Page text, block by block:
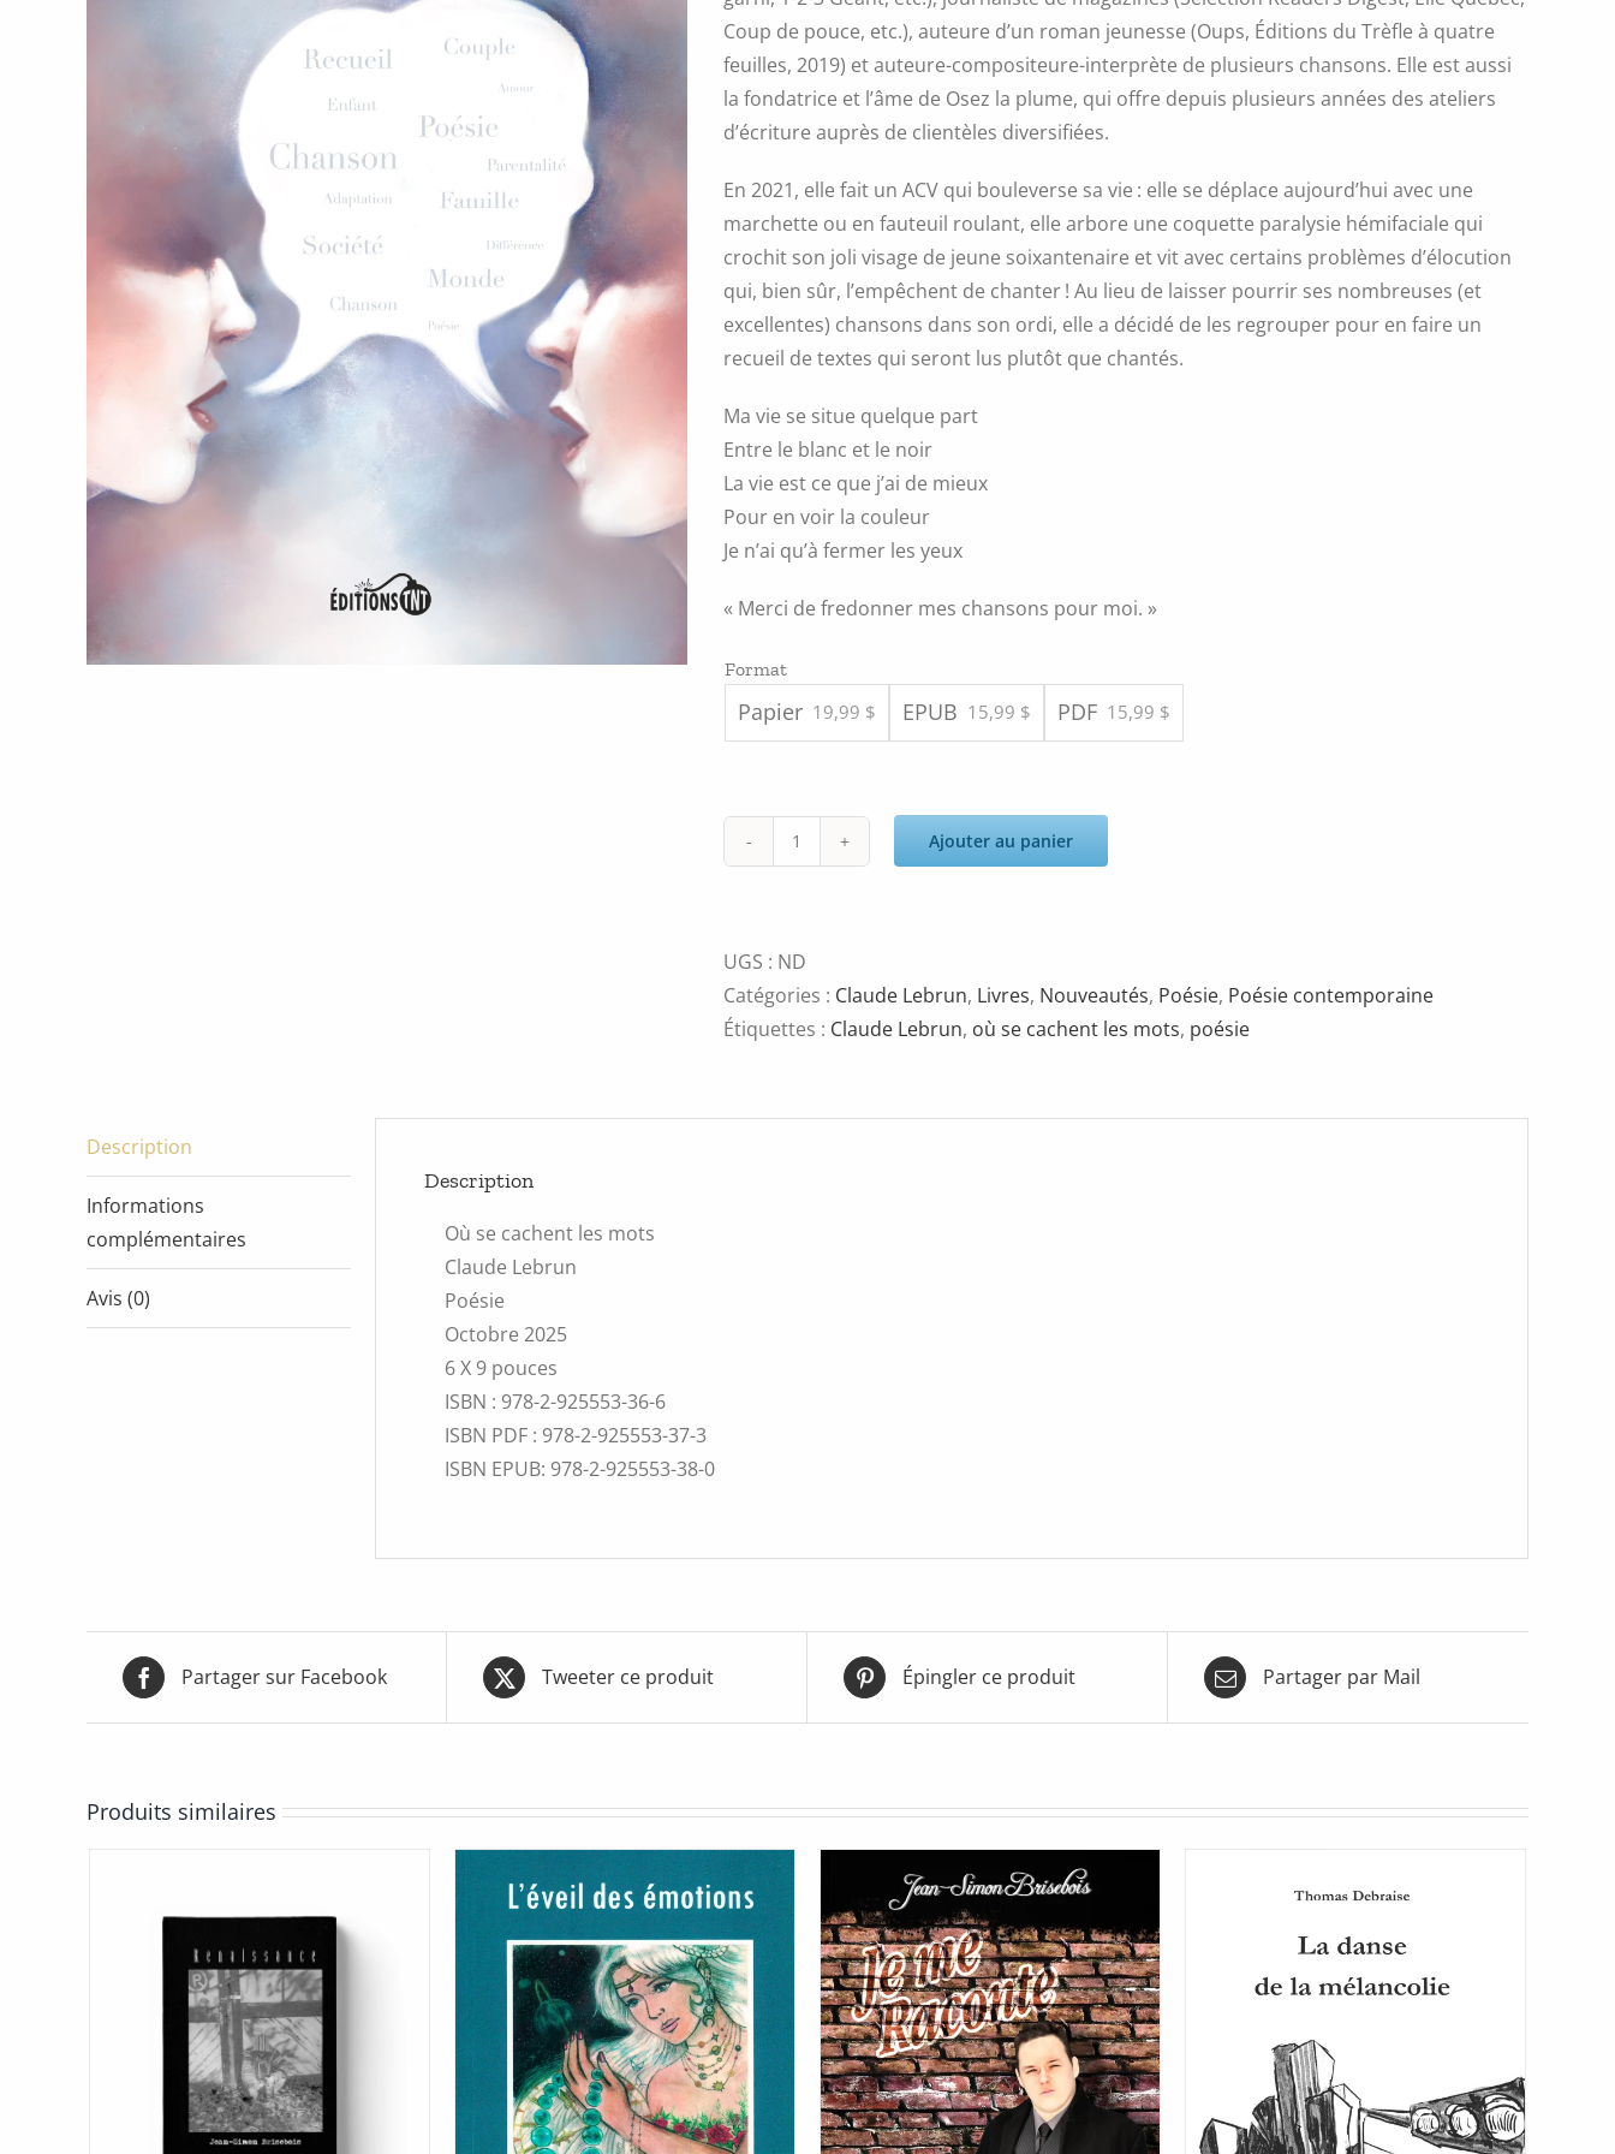
Coup de pouce, etc.), auteure d’un roman jeunesse (Oups, Éditions du Trèfle à quatre
feuilles, 2019) et auteure-compositeure-interprète de plusieurs chansons. Elle est aussi
la fondatrice et l’âme de Osez la plume, qui offre depuis plusieurs années des ateliers
d’écriture auprès de clientèles diversifiées.
En 2021, elle fait un ACV qui bouleverse sa vie : elle se déplace aujourd’hui avec une
marchette ou en fauteuil roulant, elle arbore une coquette paralysie hémifaciale qui
crochit son joli visage de jeune soixantenaire et vit avec certains problèmes d’élocution
qui, bien sûr, l’empêchent de chanter ! Au lieu de laisser pourrir ses nombreuses (et
excellentes) chansons dans son ordi, elle a décidé de les regrouper pour en faire un
recueil de textes qui seront lus plutôt que chantés.
Ma vie se situe quelque part
Entre le blanc et le noir
La vie est ce que j’ai de mieux
Pour en voir la couleur
Je n’ai qu’à fermer les yeux
« Merci de fredonner mes chansons pour moi. »
Format
Papier 19,99 $ EPUB 15,99 $ PDF 15,99 $
quantité
se
cachent
les
Ajouter au panier
UGS : ND
Catégories : Claude Lebrun, Livres, Nouveautés, Poésie, Poésie contemporaine
Étiquettes : Claude Lebrun, où se cachent les mots, poésie
Description
Informations
complémentaires
Avis (0)
Description
Où se cachent les mots
Claude Lebrun
Poésie
Octobre 2025
6 X 9 pouces
ISBN : 978-2-925553-36-6
ISBN PDF : 978-2-925553-37-3
ISBN EPUB: 978-2-925553-38-0
Partager sur Facebook Tweeter ce produit Épingler ce produit Partager par Mail
Produits similaires